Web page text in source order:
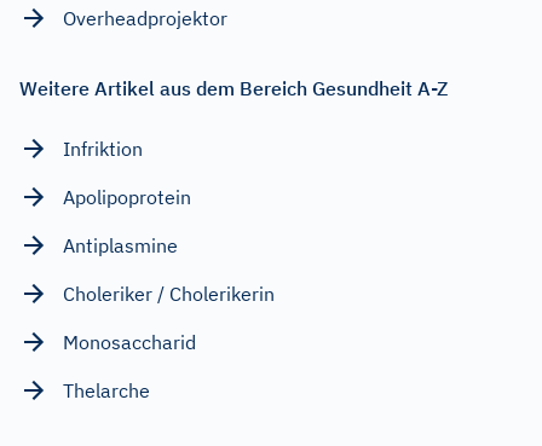
Overheadprojektor
Weitere Artikel aus dem Bereich Gesundheit A-Z
Infriktion
Apolipoprotein
Antiplasmine
Choleriker / Cholerikerin
Monosaccharid
Thelarche